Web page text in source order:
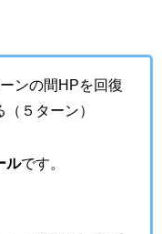
ンの間HPを回復
５ターン）
ルです。